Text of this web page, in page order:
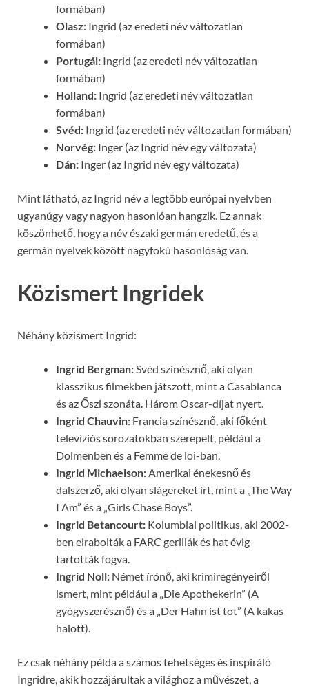
formában)
Olasz: Ingrid (az eredeti név változatlan
formában)
Portugál: Ingrid (az eredeti név változatlan
formában)
Holland: Ingrid (az eredeti név változatlan
formában)
Svéd: Ingrid (az eredeti név változatlan formában)
Norvég: Inger (az Ingrid név egy változata)
Dán: Inger (az Ingrid név egy változata)
Mint látható, az Ingrid név a legtöbb európai nyelvben
ugyanúgy vagy nagyon hasonlóan hangzik. Ez annak
köszönhető, hogy a név északi germán eredetű, és a
germán nyelvek között nagyfokú hasonlóság van.
Közismert Ingridek
Néhány közismert Ingrid:
Ingrid Bergman:Svéd színésznő, aki olyan
klasszikus filmekben játszott, mint a Casablanca
és az Őszi szonáta. Három Oscar-díjat nyert.
Ingrid Chauvin: Francia színésznő, aki főként
televíziós sorozatokban szerepelt, például a
Dolmenben és a Femme de loi-ban.
Ingrid Michaelson:Amerikai énekesnő és
dalszerző, aki olyan slágereket írt, mint a „The Way
I Am” és a „Girls Chase Boys”.
Ingrid Betancourt: Kolumbiai politikus, aki 2002-
ben elrabolták a FARC gerillák és hat évig
tartották fogva.
Ingrid Noll: Német írónő, aki krimiregényeiről
ismert, mint például a „Die Apothekerin” (A
gyógyszerésznő) és a „Der Hahn ist tot” (A kakas
halott).
Ez csak néhány példa a számos tehetséges és inspiráló
Ingridre, akik hozzájárultak a világhoz a művészet, a